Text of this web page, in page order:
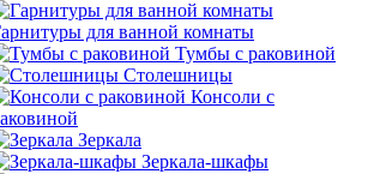
для ванной комнаты
Тумбы с раковиной
Столешницы
Консоли с
Зеркала
Зеркала-шкафы